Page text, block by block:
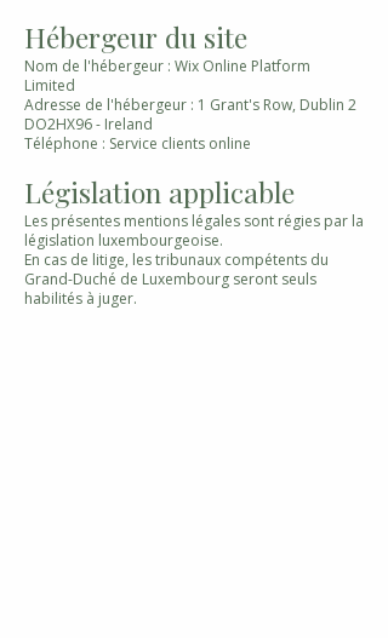
Hébergeur du site
Nom de l'hébergeur : Wix Online Platform
Limited
Adresse de l'hébergeur : 1 Grant's Row, Dublin 2
DO2HX96 - Ireland
Téléphone : Service clients online
Législation applicable
Les présentes mentions légales sont régies par la
législation luxembourgeoise.
En cas de litige, les tribunaux compétents du
Grand-Duché de Luxembourg seront seuls
habilités à juger.